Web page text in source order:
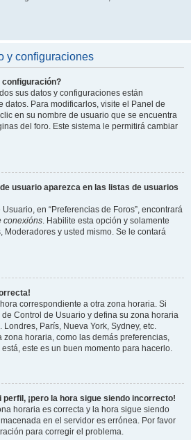
y configuraciones
configuración?
sus datos y configuraciones están
datos. Para modificarlos, visite el Panel de
en su nombre de usuario que se encuentra
del foro. Este sistema le permitirá cambiar
usuario aparezca en las listas de usuarios
en “Preferencias de Foros”, encontrará
conexións. Habilite esta opción y solamente
Moderadores y usted mismo. Se le contará
correspondiente a otra zona horaria. Si
Control de Usuario y defina su zona horaria
París, Nueva York, Sydney, etc.
zona horaria, como las demás preferencias,
este es un buen momento para hacerlo.
¡pero la hora sigue siendo incorrecto!
horaria es correcta y la hora sigue siendo
en el servidor es errónea. Por favor
para corregir el problema.